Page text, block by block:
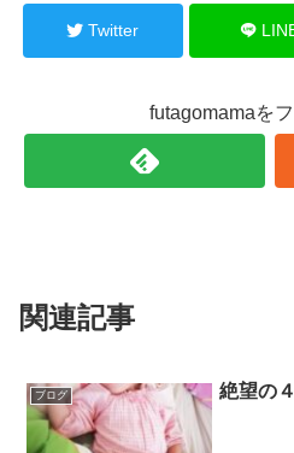
Twitter
futagomamaを
関連記事
ブログ 絶望の